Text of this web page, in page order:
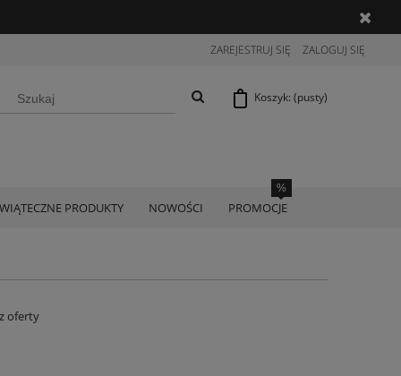
ZAREJESTRUJ SIĘ ZALOGUJ SIĘ
Koszyk: (pusty)
PRODUKTY NOWOŚCI PROMOCJE
oferty